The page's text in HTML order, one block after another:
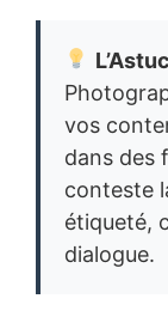
vos
dans des
conteste
étiqueté,
dialogue.